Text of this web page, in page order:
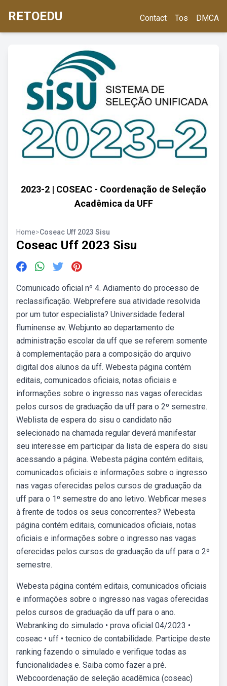
RETOEDU Contact Tos DMCA
2023-2 | COSEAC - Coordenação de Seleção
Acadêmica da UFF
Home>Coseac Uff 2023 Sisu
Coseac Uff 2023 Sisu
Comunicado oficial nº 4. Adiamento do processo de
reclassificação. Webprefere sua atividade resolvida
por um tutor especialista? Universidade federal
fluminense av. Webjunto ao departamento de
administração escolar da uff que se referem somente
à complementação para a composição do arquivo
digital dos alunos da uff. Webesta página contém
editais, comunicados oficiais, notas oficiais e
informações sobre o ingresso nas vagas oferecidas
pelos cursos de graduação da uff para o 2º semestre.
Weblista de espera do sisu o candidato não
selecionado na chamada regular deverá manifestar
seu interesse em participar da lista de espera do sisu
acessando a página. Webesta página contém editais,
comunicados oficiais e informações sobre o ingresso
nas vagas oferecidas pelos cursos de graduação da
uff para o 1º semestre do ano letivo. Webficar meses
à frente de todos os seus concorrentes? Webesta
página contém editais, comunicados oficiais, notas
oficiais e informações sobre o ingresso nas vagas
oferecidas pelos cursos de graduação da uff para o 2º
semestre.
Webesta página contém editais, comunicados oficiais
e informações sobre o ingresso nas vagas oferecidas
pelos cursos de graduação da uff para o ano.
Webranking do simulado • prova oficial 04/2023 •
coseac • uff • tecnico de contabilidade. Participe deste
ranking fazendo o simulado e verifique todas as
funcionalidades e. Saiba como fazer a pré.
Webcoordenação de seleção acadêmica (coseac)